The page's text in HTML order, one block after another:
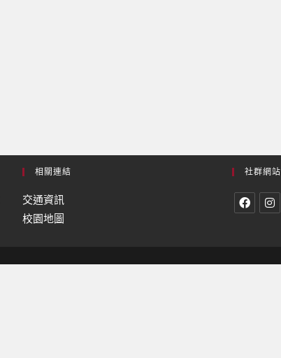
相關連結
交通資訊
校園地圖
社群網站